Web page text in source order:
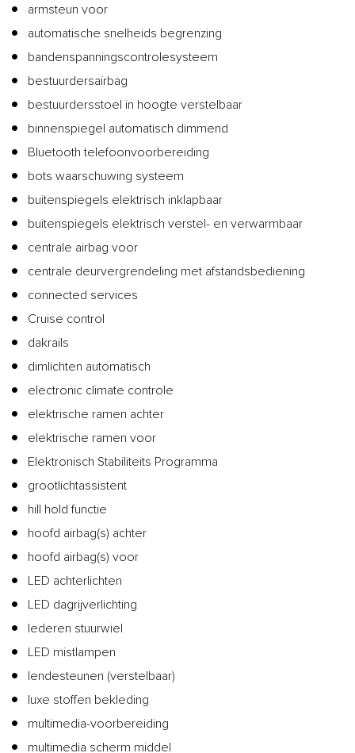
armsteun voor
automatische snelheids begrenzing
bandenspanningscontrolesysteem
bestuurdersairbag
bestuurdersstoel in hoogte verstelbaar
binnenspiegel automatisch dimmend
Bluetooth telefoonvoorbereiding
bots waarschuwing systeem
buitenspiegels elektrisch inklapbaar
buitenspiegels elektrisch verstel- en verwarmbaar
centrale airbag voor
centrale deurvergrendeling met afstandsbediening
connected services
Cruise control
dakrails
dimlichten automatisch
electronic climate controle
elektrische ramen achter
elektrische ramen voor
Elektronisch Stabiliteits Programma
grootlichtassistent
hill hold functie
hoofd airbag(s) achter
hoofd airbag(s) voor
LED achterlichten
LED dagrijverlichting
lederen stuurwiel
LED mistlampen
lendesteunen (verstelbaar)
luxe stoffen bekleding
multimedia-voorbereiding
multimedia scherm middel